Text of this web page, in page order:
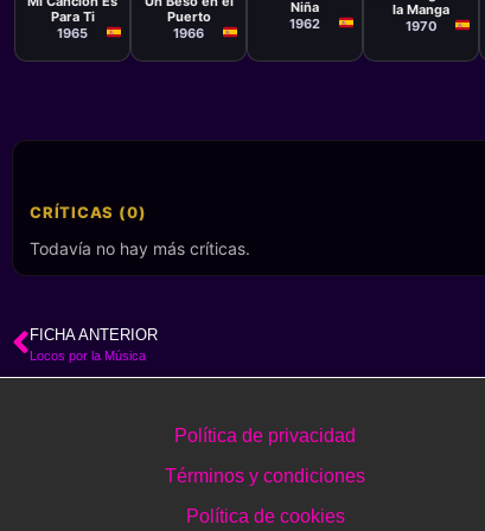
Para Ti
1965
Puerto
1966
Niña
1962
la Manga
1970
CRÍTICAS (0)
Todavía no hay más críticas.
FICHA ANTERIOR
Locos por la Música
Política de privacidad
Términos y condiciones
Política de cookies